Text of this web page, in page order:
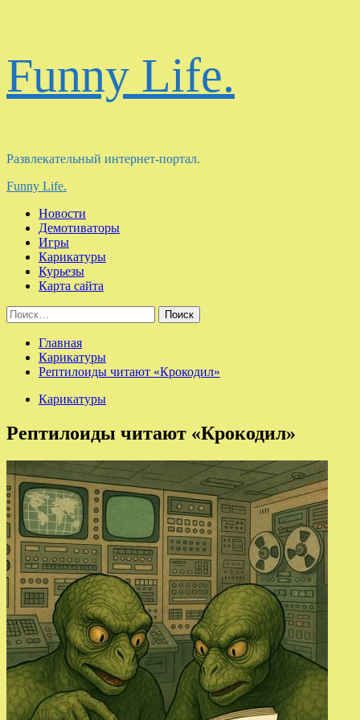
содержимому
Funny Life.
Развлекательный интернет-портал.
Основное
Funny Life.
Новости
Демотиваторы
Игры
Карикатуры
Курьезы
Карта сайта
Найти:
Главная
Карикатуры
Рептилоиды читают «Крокодил»
Карикатуры
Рептилоиды читают «Крокодил»